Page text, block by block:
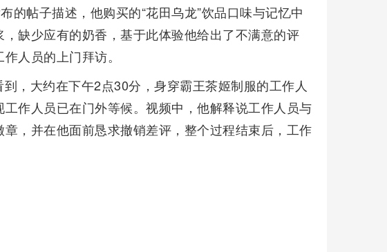
的帖子描述，他购买的“花田乌龙”饮品口味与记忆中
缺少应有的奶香，基于此体验他给出了不满意的评
人员的上门拜访。
，大约在下午2点30分，身穿霸王茶姬制服的工作人
作人员已在门外等候。视频中，他解释说工作人员与
，并在他面前恳求撤销差评，整个过程结束后，工作